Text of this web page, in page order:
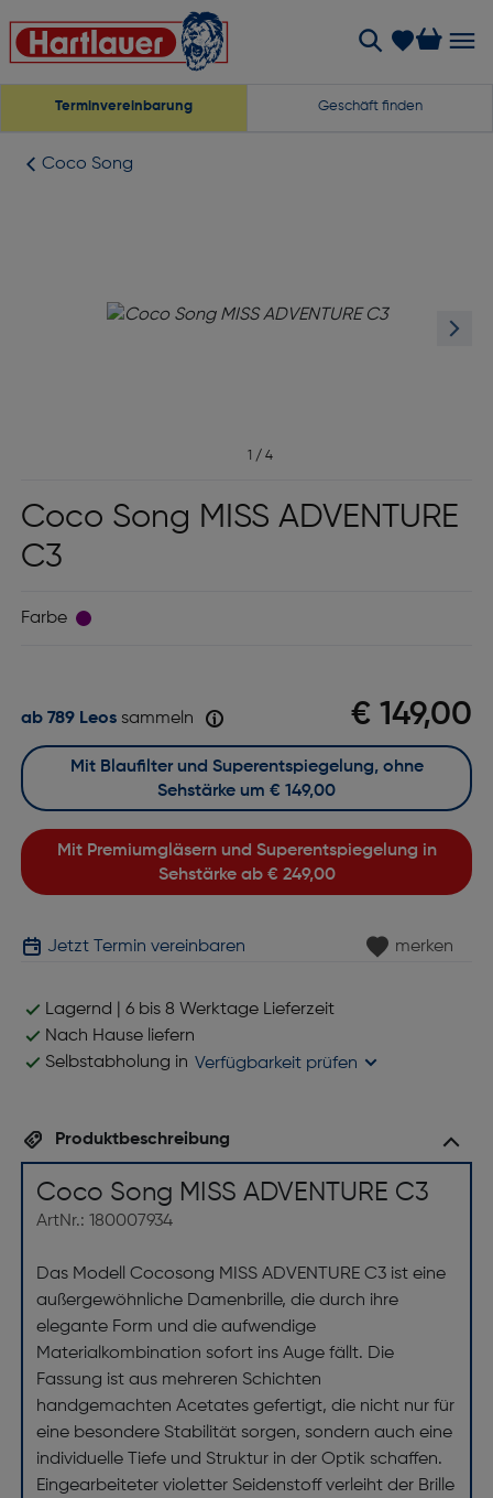
Terminvereinbarung Geschäft finden
Coco Song
1 / 4
Coco Song MISS ADVENTURE
C3
Farbe
€ 149,00
ab 789 Leossammeln
Mit Premiumgläsern und Superentspiegelung in
Sehstärke ab € 249,00
Mit Blaufilter und Superentspiegelung, ohne
Sehstärke um € 149,00
Jetzt Termin vereinbaren merken
Lagernd | 6 bis 8 Werktage Lieferzeit
Nach Hause liefern
Selbstabholung in Verfügbarkeit prüfen
Produktbeschreibung
Coco Song MISS ADVENTURE C3
ArtNr.: 180007934
Das Modell Cocosong MISS ADVENTURE C3 ist eine
außergewöhnliche Damenbrille, die durch ihre
elegante Form und die aufwendige
Materialkombination sofort ins Auge fällt. Die
Fassung ist aus mehreren Schichten
handgemachten Acetates gefertigt, die nicht nur für
eine besondere Stabilität sorgen, sondern auch eine
individuelle Tiefe und Struktur in der Optik schaffen.
Eingearbeiteter violetter Seidenstoff verleiht der Brille